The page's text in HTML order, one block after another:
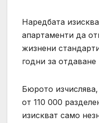
Наредбата
апартаменти да
жизнени
годни за
Бюрото
от 110 000
изискват само